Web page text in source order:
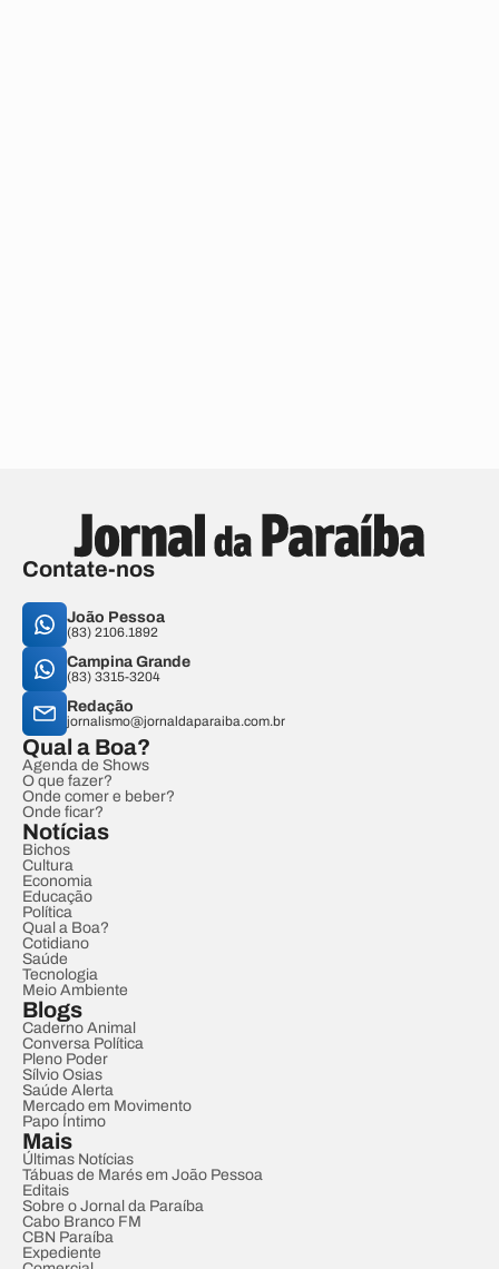
Contate-nos
João Pessoa
(83) 2106.1892
Campina Grande
(83) 3315-3204
Redação
jornalismo@jornaldaparaiba.com.br
Qual a Boa?
Agenda de Shows
O que fazer?
Onde comer e beber?
Onde ficar?
Notícias
Bichos
Cultura
Economia
Educação
Política
Qual a Boa?
Cotidiano
Saúde
Tecnologia
Meio Ambiente
Blogs
Caderno Animal
Conversa Política
Pleno Poder
Sílvio Osias
Saúde Alerta
Mercado em Movimento
Papo Íntimo
Mais
Últimas Notícias
Tábuas de Marés em João Pessoa
Editais
Sobre o Jornal da Paraíba
Cabo Branco FM
CBN Paraíba
Expediente